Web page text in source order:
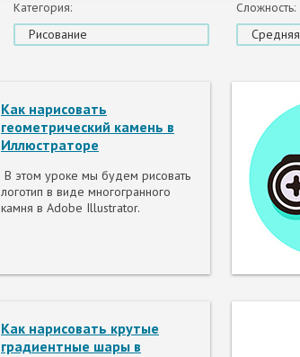
Категория:
Рисование
Сложность:
Средняя
Как нарисовать
геометрический камень в
Иллюстраторе
В этом уроке мы будем рисовать
логотип в виде многогранного
камня в Adobe Illustrator.
Как нарисовать крутые
градиентные шары в